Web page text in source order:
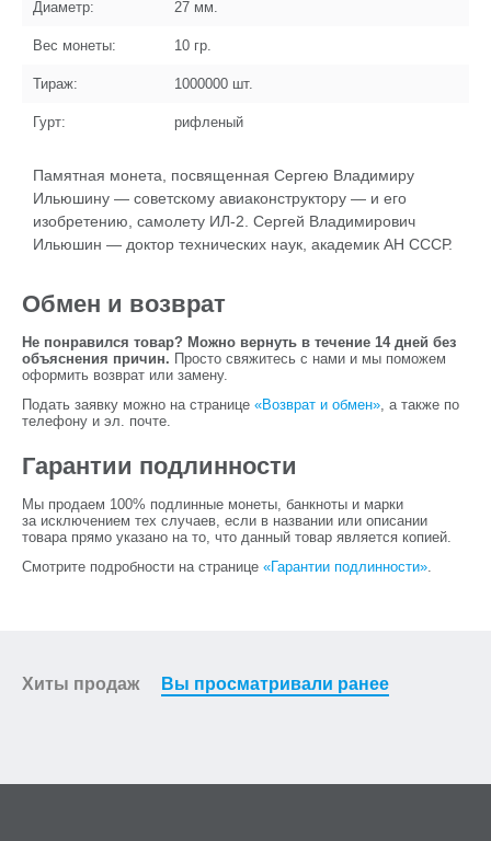
Диаметр: 27 мм.
Вес монеты: 10 гр.
Тираж: 1000000 шт.
Гурт: рифленый
Памятная монета, посвященная Сергею Владимиру
Ильюшину — советскому авиаконструктору — и его
изобретению, самолету ИЛ-2. Сергей Владимирович
Ильюшин — доктор технических наук, академик АН СССР.
Обмен и возврат
Не понравился товар? Можно вернуть в течение 14 дней без
объяснения причин. Просто свяжитесь с нами и мы поможем
оформить возврат или замену.
Подать заявку можно на странице «Возврат и обмен», а также по
телефону и эл. почте.
Гарантии подлинности
Мы продаем 100% подлинные монеты, банкноты и марки
за исключением тех случаев, если в названии или описании
товара прямо указано на то, что данный товар является копией.
Смотрите подробности на странице «Гарантии подлинности».
Хиты продаж Вы просматривали ранее